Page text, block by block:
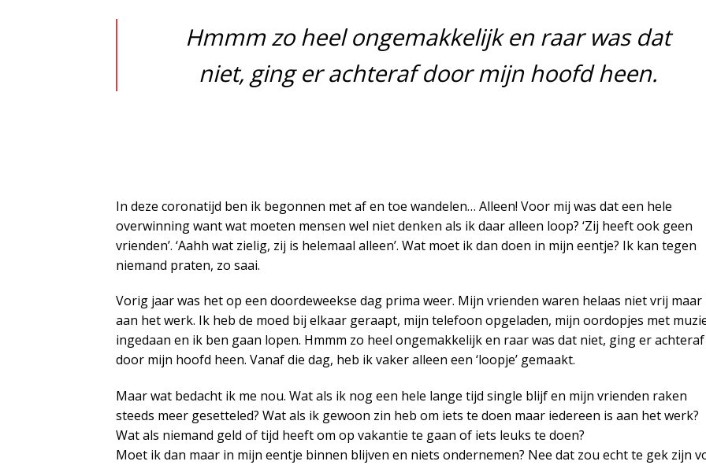
Hmmm zo heel ongemakkelijk en raar was dat
niet, ging er achteraf door mijn hoofd heen.
In deze coronatijd ben ik begonnen met af en toe wandelen… Alleen! Voor mij was dat een hele
overwinning want wat moeten mensen wel niet denken als ik daar alleen loop? ‘Zij heeft ook geen
vrienden’. ‘Aahh wat zielig, zij is helemaal alleen’. Wat moet ik dan doen in mijn eentje? Ik kan tegen
niemand praten, zo saai.
Vorig jaar was het op een doordeweekse dag prima weer. Mijn vrienden waren helaas niet vrij maar
aan het werk. Ik heb de moed bij elkaar geraapt, mijn telefoon opgeladen, mijn oordopjes met
ingedaan en ik ben gaan lopen. Hmmm zo heel ongemakkelijk en raar was dat niet, ging er achteraf
door mijn hoofd heen. Vanaf die dag, heb ik vaker alleen een ‘loopje’ gemaakt.
Maar wat bedacht ik me nou. Wat als ik nog een hele lange tijd single blijf en mijn vrienden raken
steeds meer gesetteled? Wat als ik gewoon zin heb om iets te doen maar iedereen is aan het werk?
Wat als niemand geld of tijd heeft om op vakantie te gaan of iets leuks te doen?
Moet ik dan maar in mijn eentje binnen blijven en niets ondernemen? Nee dat zou echt te gek zijn